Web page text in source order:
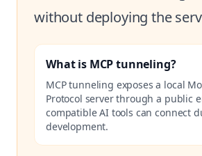
without deploying the
What is MCP tunneling?
MCP tunneling exposes a local
Protocol server through a public
compatible AI tools can connect
development.